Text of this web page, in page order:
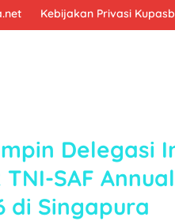
Kebijakan Privasi
Delegasi
TNI-SAF
di Singapura